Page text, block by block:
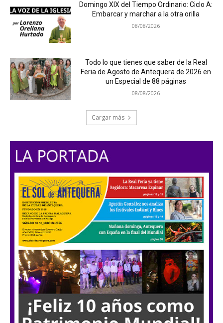
Domingo XIX del Tiempo Ordinario: Ciclo A:
Embarcar y marchar a la otra orilla
08/08/2026
Todo lo que tienes que saber de la Real
Feria de Agosto de Antequera de 2026 en
un Especial de 88 páginas
08/08/2026
Cargar más